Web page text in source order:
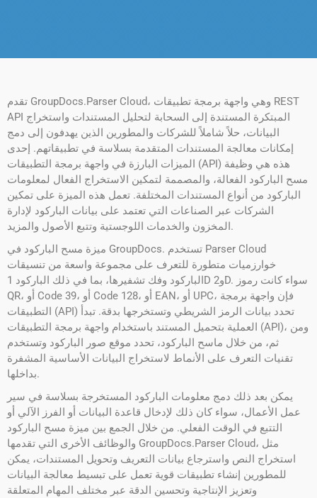
تقدم GroupDocs.Parser Cloud، وهي واجهة برمجة تطبيقات REST
API المبتكرة المستندة إلى السحابة لتحليل المستندات واستخراج
البيانات، حلاً شاملاً للشركات والمطورين الذين يهدفون إلى دمج
إمكانات معالجة المستندات المتقدمة بسلاسة في تطبيقاتهم. إحدى
الميزات البارزة في واجهة برمجة التطبيقات (API) هذه هي وظيفة
مسح الباركود الفعالة، والمصممة لتمكين الاستخراج الفعال لمعلومات
الباركود من أنواع المستندات المختلفة. تعمل هذه الميزة على تمكين
الشركات عبر الصناعات التي تعتمد على بيانات الباركود لإدارة
المخزون والخدمات اللوجستية وتتبع الأصول والمزيد.
ميزة مسح الباركود في GroupDocs. تستخدم Parser Cloud
خوارزميات متطورة للتعرف على مجموعة واسعة من تنسيقات
الباركود وفك تشفيرها، بما في ذلك الباركود 1D و2D. سواء كانت رموز
QR، أو Code 39، أو Code 128، أو EAN، أو UPC، فإن واجهة برمجة
التطبيقات (API) تحدد بيانات الرمز الشريطي وتستخرجها بدقة. تبدأ
العملية بتحميل المستند باستخدام واجهة برمجة التطبيقات (API)، ومن
ثم، من خلال ماسح الباركود، تحدد موقع صور الباركود وتستخدم
تقنيات التعرف على الأنماط لاستخراج البيانات الأساسية المشفرة
بداخلها.
يمكن بعد ذلك دمج معلومات الباركود المستخرجة بسلاسة في سير
عمل الأعمال، سواء كان ذلك لإدخال قاعدة البيانات أو الفرز الآلي أو
التتبع في الوقت الفعلي. من خلال الجمع بين ميزة مسح الباركود
والوظائف الأخرى التي تقدمها GroupDocs.Parser Cloud، مثل
استخراج النص واسترجاع بيانات التعريف وتحويل المستندات، يمكن
للمطورين إنشاء تطبيقات قوية تعمل على تبسيط معالجة البيانات
وتعزيز الإنتاجية وتحسين الدقة عبر مختلف المهام المتعلقة